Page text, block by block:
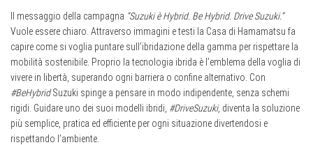
Il messaggio della campagna “Suzuki è Hybrid. Be Hybrid. Drive Suzuki.”
Vuole essere chiaro. Attraverso immagini e testi la Casa di Hamamatsu fa
capire come si voglia puntare sull’ibridazione della gamma per rispettare la
mobilità sostenibile. Proprio la tecnologia ibrida è l’emblema della voglia di
vivere in libertà, superando ogni barriera o confine alternativo. Con
#BeHybridSuzuki spinge a pensare in modo indipendente, senza schemi
rigidi. Guidare uno dei suoi modelli ibridi, #DriveSuzuki, diventa la soluzione
più semplice, pratica ed efficiente per ogni situazione divertendosi e
rispettando l’ambiente.